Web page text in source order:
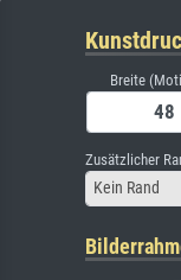
Breite
Zusätzlicher
Kein Rand